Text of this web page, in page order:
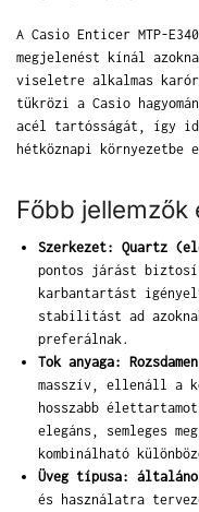
A Casio Enticer MTP-
megjelenést kínál
viseletre alkalmas
tükrözi a Casio
acél tartósságát, így
hétköznapi környezetbe
Főbb jellemzők
Szerkezet: Quartz
pontos járást
karbantartást
stabilitást ad
preferálnak.
Tok anyaga:
masszív, ellenáll a
hosszabb
elegáns, semleges
kombinálható
Üveg típusa:
és használatra